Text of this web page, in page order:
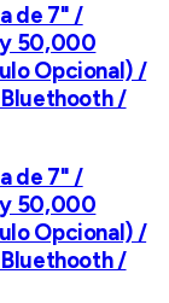
de 7" /
50,000
Opcional) /
Bluethooth /
de 7" /
50,000
Opcional) /
Bluethooth /